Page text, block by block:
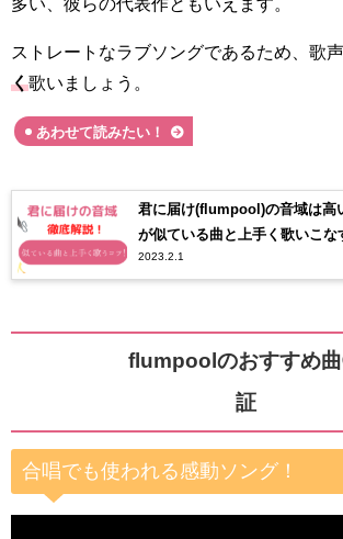
ストレートなラブソングであるため、歌
く歌いましょう。
あわせて読みたい！
君に届け(flumpool)の音域は高
が似ている曲と上手く歌いこな
2023.2.1
flumpoolのおすすめ
証
合唱でも使われる感動ソング！